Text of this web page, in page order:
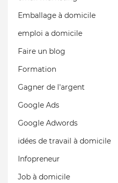
Emballage à domicile
emploi a domicile
Faire un blog
Formation
Gagner de l'argent
Google Ads
Google Adwords
idées de travail à domicile
Infopreneur
Job à domicile